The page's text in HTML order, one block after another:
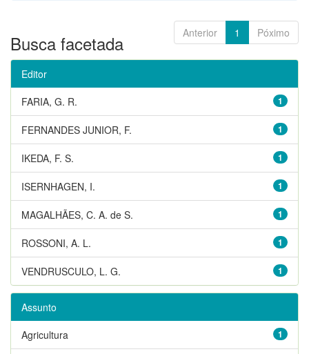
Anterior 1 Póximo
Busca facetada
Editor
1
FARIA, G. R.
1
FERNANDES JUNIOR, F.
1
IKEDA, F. S.
1
ISERNHAGEN, I.
1
MAGALHÃES, C. A. de S.
1
ROSSONI, A. L.
1
VENDRUSCULO, L. G.
Assunto
1
Agricultura